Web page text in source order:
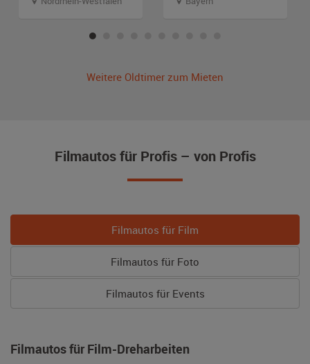
Weitere Oldtimer zum Mieten
Filmautos für Profis – von Profis
Filmautos für Film
Filmautos für Foto
Filmautos für Events
Filmautos für Film-Dreharbeiten